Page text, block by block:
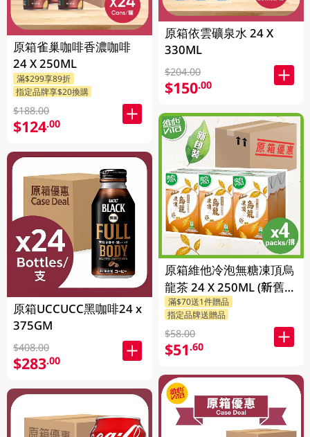
原箱雀巢咖啡香濃咖啡
24 X 250ML
滿$299享89折
指定品牌享$20換購
$188.00
$124.00
原箱UCCUCC黑咖啡24 x
375GM
$408.00
$283.00
原箱依雲礦泉水 24 X
330ML
$204.00
$150.00
原箱維他冷泡無糖凍頂烏
龍茶 24 X 250ML (新舊包
裝隨機發貨)
滿$70送1件贈品
指定品牌送贈品
$58.00
$51.60